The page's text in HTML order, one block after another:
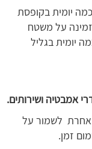
יומית בקופסת
על משטח
יומית בגליל
אמבטיה ושירותים.
אחרת לשמור על
זמן.